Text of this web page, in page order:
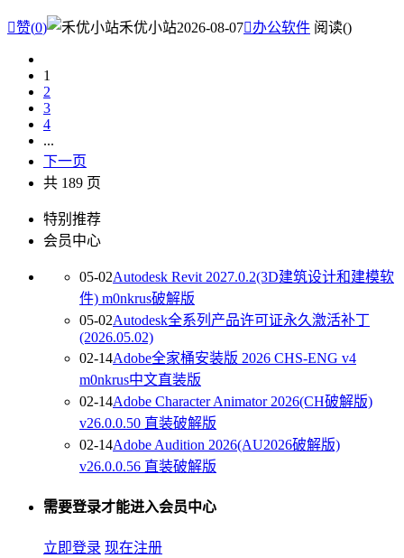
赞(0) 禾优小站2026-08-07办公软件 阅读()
1
2
3
4
...
下一页
共 189 页
特别推荐
会员中心
05-02Autodesk Revit 2027.0.2(3D建筑设计和建模软
件) m0nkrus破解版
05-02Autodesk全系列产品许可证永久激活补丁
(2026.05.02)
02-14Adobe全家桶安装版 2026 CHS-ENG v4
m0nkrus中文直装版
02-14Adobe Character Animator 2026(CH破解版)
v26.0.0.50 直装破解版
02-14Adobe Audition 2026(AU2026破解版)
v26.0.0.56 直装破解版
需要登录才能进入会员中心
立即登录 现在注册